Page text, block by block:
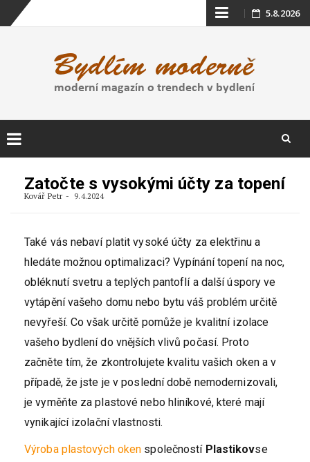
Skip
content
5.8.2026
content
Zatočte s vysokými účty za topení
Kovář Petr 9.4.2024
Také vás nebaví platit vysoké účty za elektřinu a
hledáte možnou optimalizaci? Vypínání topení na noc,
obléknutí svetru a teplých pantoflí a další úspory ve
vytápění vašeho domu nebo bytu váš problém určitě
nevyřeší. Co však určitě pomůže je kvalitní izolace
vašeho bydlení do vnějších vlivů počasí. Proto
začněte tím, že zkontrolujete kvalitu vašich oken a v
případě, že jste je v poslední době nemodernizovali,
je vyměňte za plastové nebo hliníkové, které mají
vynikající izolační vlastnosti.
Výroba plastových oken společností Plastikovse